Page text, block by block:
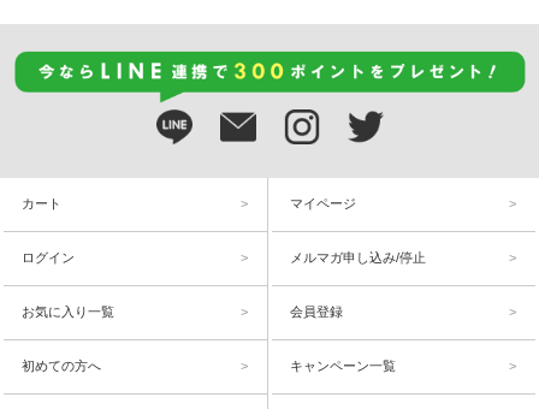
カート マイページ
ログイン メルマガ申し込み/停止
お気に入り一覧 会員登録
初めての方へ キャンペーン一覧